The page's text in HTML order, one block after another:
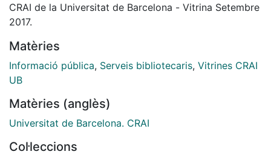
CRAI de la Universitat de Barcelona - Vitrina Setembre
2017.
Matèries
Informació pública, Serveis bibliotecaris, Vitrines CRAI
UB
Matèries (anglès)
Universitat de Barcelona. CRAI
Col·leccions